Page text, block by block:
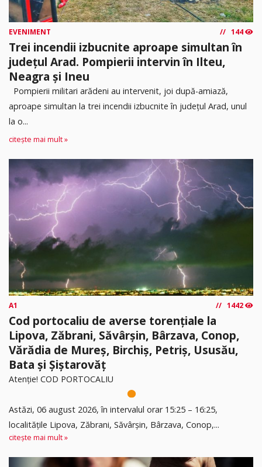
EVENIMENT 144
Trei incendii izbucnite aproape simultan în
județul Arad. Pompierii intervin în Ilteu,
Neagra și Ineu
Pompierii militari arădeni au intervenit, joi după-amiază,
aproape simultan la trei incendii izbucnite în județul Arad, unul
la o...
citește mai mult »
A1 1442
Cod portocaliu de averse torențiale la
Lipova, Zăbrani, Săvârșin, Bârzava, Conop,
Vărădia de Mureș, Birchiș, Petriș, Ususău,
Bata și Șiștarovăț
Atenție! COD PORTOCALIU
Astăzi, 06 august 2026, în intervalul orar 15:25 – 16:25,
localitățile Lipova, Zăbrani, Săvârșin, Bârzava, Conop,...
citește mai mult »